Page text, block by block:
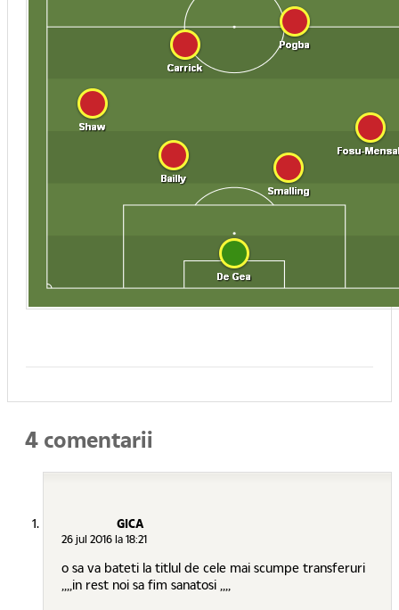
4 comentarii
GICA
26 jul 2016 la 18:21
o sa va bateti la titlul de cele mai scumpe transferuri
,,,,in rest noi sa fim sanatosi ,,,,